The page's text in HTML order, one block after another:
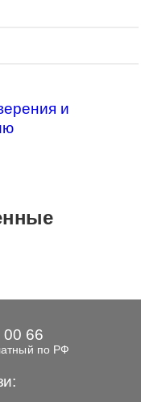
и
00 66
по РФ